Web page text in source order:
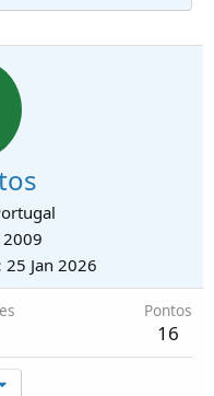
2009
25 Jan 2026
Pontos
16